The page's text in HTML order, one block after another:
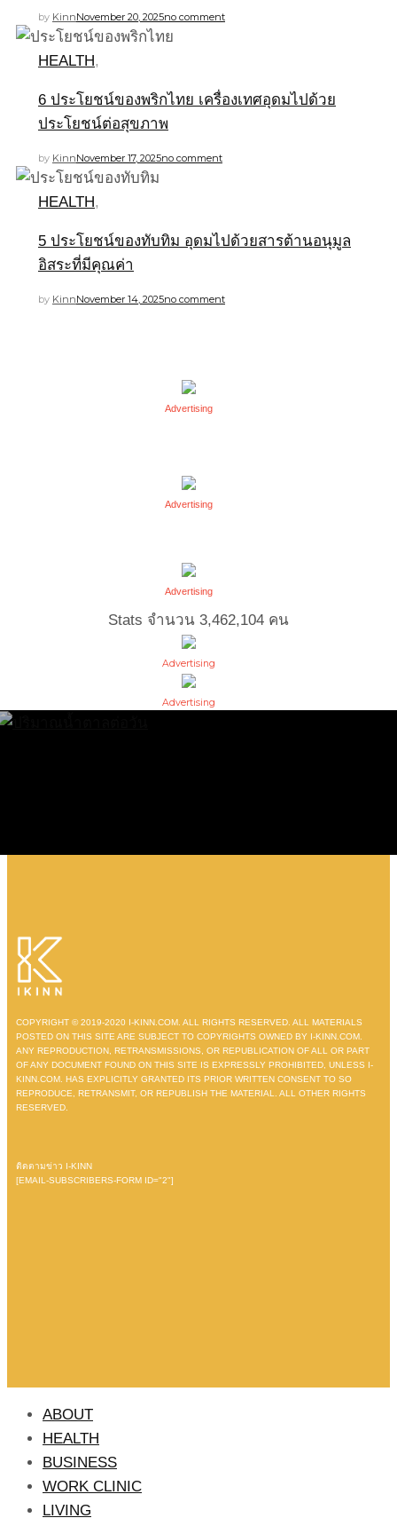
by KinnNovember 20, 2025no comment
HEALTH,
6 ประโยชน์ของพริกไทย เครื่องเทศอุดมไปด้วย
ประโยชน์ต่อสุขภาพ
by KinnNovember 17, 2025no comment
HEALTH,
5 ประโยชน์ของทับทิม อุดมไปด้วยสารต้านอนุมูล
อิสระที่มีคุณค่า
by KinnNovember 14, 2025no comment
Advertising
Advertising
Advertising
Stats จำนวน 3,462,104 คน
Advertising
Advertising
COPYRIGHT © 2019-2020 I-KINN.COM. ALL RIGHTS RESERVED. ALL MATERIALS
POSTED ON THIS SITE ARE SUBJECT TO COPYRIGHTS OWNED BY I-KINN.COM.
ANY REPRODUCTION, RETRANSMISSIONS, OR REPUBLICATION OF ALL OR PART
OF ANY DOCUMENT FOUND ON THIS SITE IS EXPRESSLY PROHIBITED, UNLESS I-
KINN.COM. HAS EXPLICITLY GRANTED ITS PRIOR WRITTEN CONSENT TO SO
REPRODUCE, RETRANSMIT, OR REPUBLISH THE MATERIAL. ALL OTHER RIGHTS
RESERVED.
ติดตามข่าว I-KINN
[EMAIL-SUBSCRIBERS-FORM ID="2"]
ABOUT
HEALTH
BUSINESS
WORK CLINIC
LIVING